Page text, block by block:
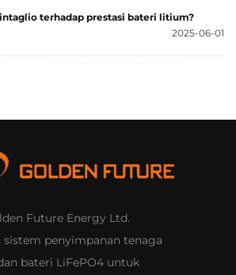
terhadap prestasi bateri litium?
2025-06-01
Future Energy Ltd.
sistem penyimpanan tenaga
bateri LiFePO4 untuk